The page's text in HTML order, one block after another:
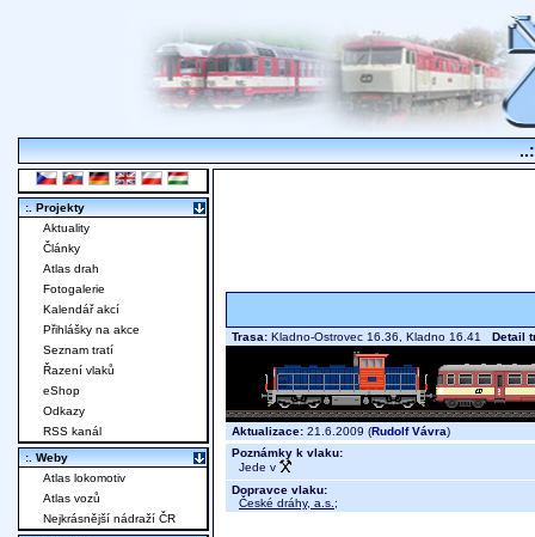
Trasa: Kladno-Ostrovec 16.36, Kladno 16.41 Detail
Aktualizace: 21.6.2009 (Rudolf Vávra)
Poznámky k vlaku:
Jede v
Dopravce vlaku:
České dráhy, a.s. ;
:. Projekty
Aktuality
Články
Atlas drah
Fotogalerie
Kalendář akcí
Přihlášky na akce
Seznam tratí
Řazení vlaků
eShop
Odkazy
RSS kanál
:. Weby
Atlas lokomotiv
Atlas vozů
Nejkrásnější nádraží ČR